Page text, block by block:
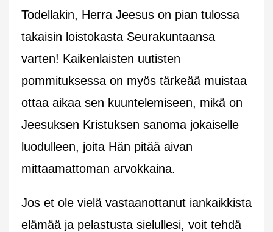
Todellakin, Herra Jeesus on pian tulossa
takaisin loistokasta Seurakuntaansa
varten! Kaikenlaisten uutisten
pommituksessa on myös tärkeää muistaa
ottaa aikaa sen kuuntelemiseen, mikä on
Jeesuksen Kristuksen sanoma jokaiselle
luodulleen, joita Hän pitää aivan
mittaamattoman arvokkaina.
Jos et ole vielä vastaanottanut iankaikkista
elämää ja pelastusta sielullesi, voit tehdä